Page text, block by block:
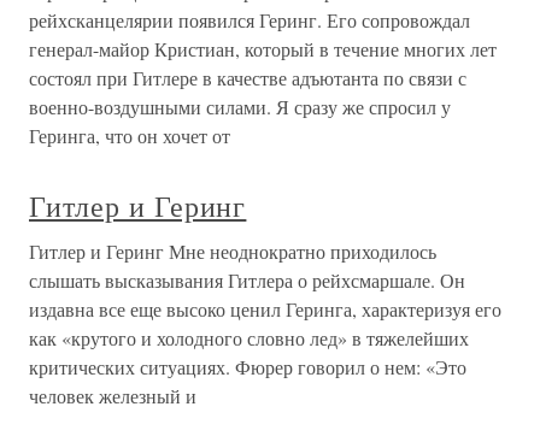
рейхсканцелярии появился Геринг. Его сопровождал
генерал-майор Кристиан, который в течение многих лет
состоял при Гитлере в качестве адъютанта по связи с
военно-воздушными силами. Я сразу же спросил у
Геринга, что он хочет от
Гитлер и Геринг
Гитлер и Геринг Мне неоднократно приходилось
слышать высказывания Гитлера о рейхсмаршале. Он
издавна все еще высоко ценил Геринга, характеризуя его
как «крутого и холодного словно лед» в тяжелейших
критических ситуациях. Фюрер говорил о нем: «Это
человек железный и